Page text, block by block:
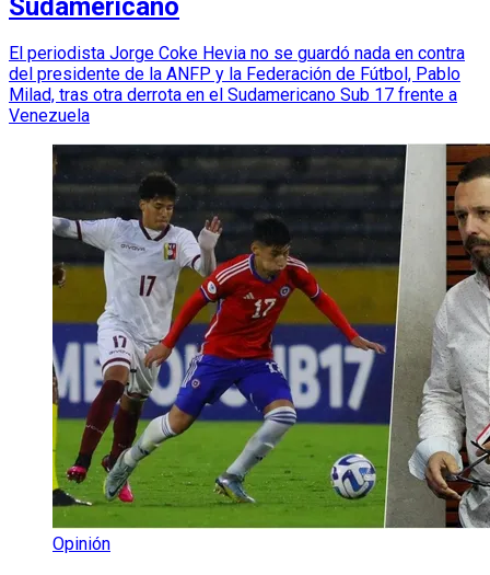
El periodista Jorge Coke Hevia no se guardó nada en contra
del presidente de la ANFP y la Federación de Fútbol, Pablo
Milad, tras otra derrota en el Sudamericano Sub 17 frente a
Venezuela
Opinión